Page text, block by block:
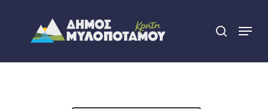
content
search
Menu
Close